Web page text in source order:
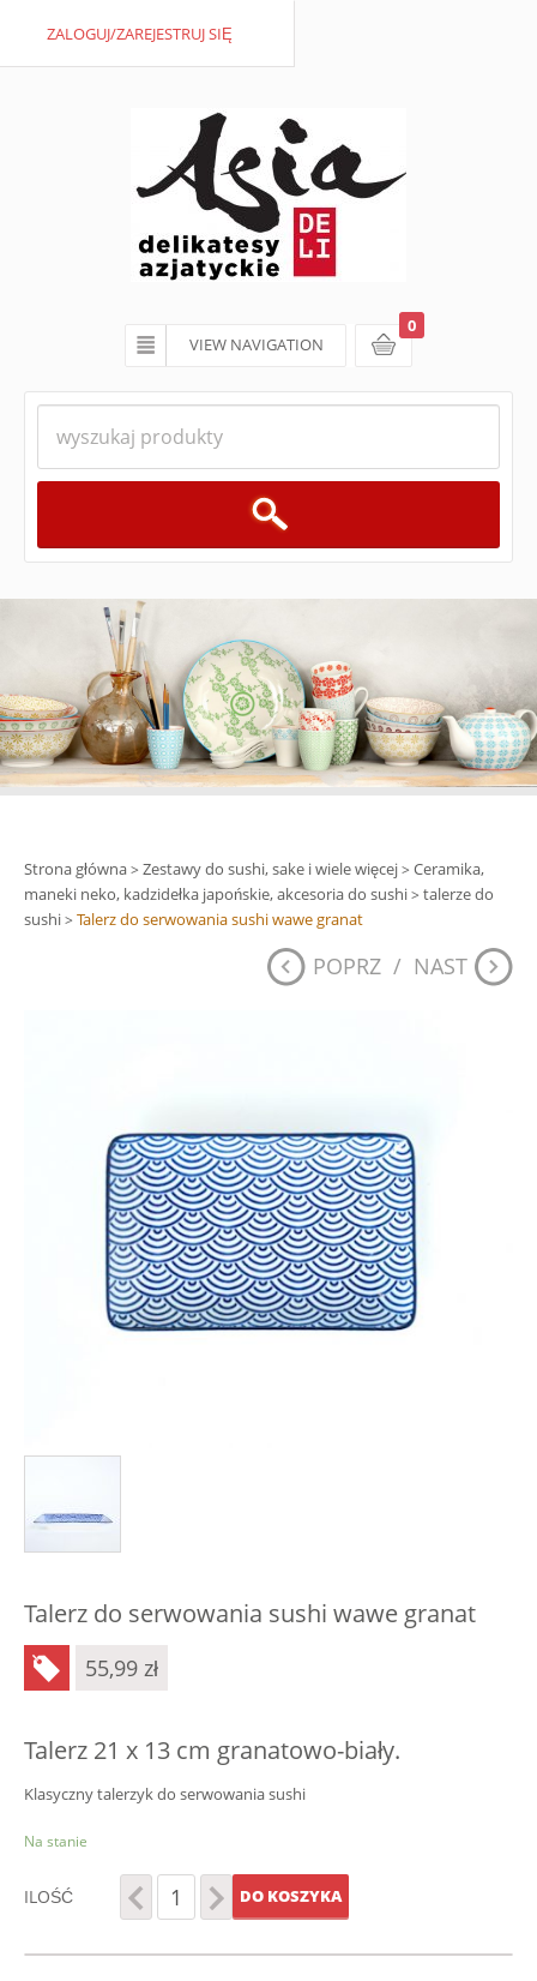
VIEW NAVIGATION
ZALOGUJ/ZAREJESTRUJ SIĘ
koszyk
0
Strona główna> Zestawy do sushi, sake i wiele więcej> Ceramika,
maneki neko, kadzidełka japońskie, akcesoria do sushi> talerze do
sushi> Talerz do serwowania sushi wawe granat
POPRZ / NAST
Talerz do serwowania sushi wawe granat
55,99 zł
Talerz 21 x 13 cm granatowo-biały.
Klasyczny talerzyk do serwowania sushi
Na stanie
ILOŚĆ DO KOSZYKA